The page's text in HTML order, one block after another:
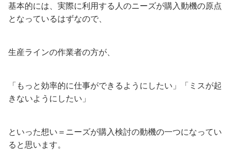
基本的には、実際に利用する人のニーズが購入動機の原点
となっているはずなので、
生産ラインの作業者の方が、
「もっと効率的に仕事ができるようにしたい」「ミスが起
きないようにしたい」
といった想い＝ニーズが購入検討の動機の一つになってい
ると思います。